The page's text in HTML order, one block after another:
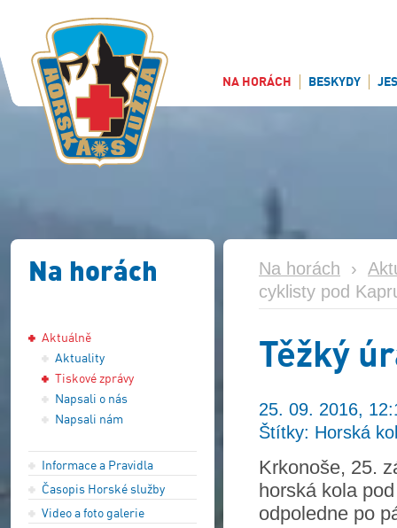
NA HORÁCH BESKYDY
Na horách
Aktuálně
Aktuality
Tiskové zprávy
Napsali o nás
Napsali nám
Informace a Pravidla
Časopis Horské služby
Video a foto galerie
Na horách ›
cyklisty pod
Těžký
25. 09. 2016,
Štítky: Horská
Krkonoše, 25.
horská kola
odpoledne po